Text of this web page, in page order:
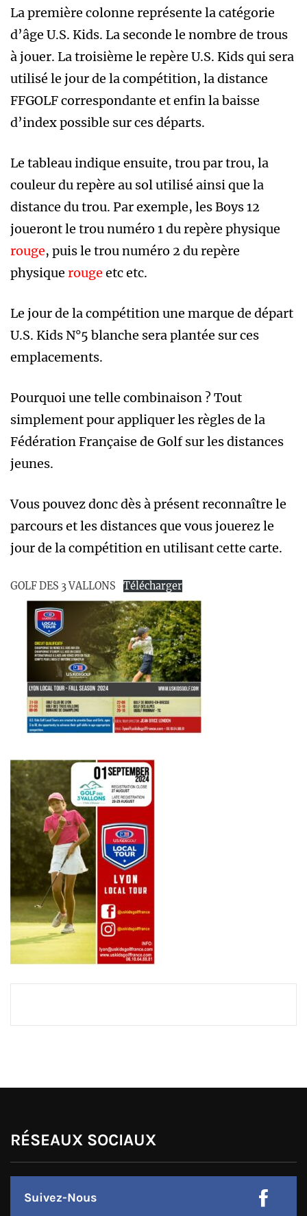
La première colonne représente la catégorie
d’âge U.S. Kids. La seconde le nombre de trous
à jouer. La troisième le repère U.S. Kids qui sera
utilisé le jour de la compétition, la distance
FFGOLF correspondante et enfin la baisse
d’index possible sur ces départs.
Le tableau indique ensuite, trou par trou, la
couleur du repère au sol utilisé ainsi que la
distance du trou. Par exemple, les Boys 12
joueront le trou numéro 1 du repère physique
rouge, puis le trou numéro 2 du repère
physique rouge etc etc.
Le jour de la compétition une marque de départ
U.S. Kids N°5 blanche sera plantée sur ces
emplacements.
Pourquoi une telle combinaison ? Tout
simplement pour appliquer les règles de la
Fédération Française de Golf sur les distances
jeunes.
Vous pouvez donc dès à présent reconnaître le
parcours et les distances que vous jouerez le
jour de la compétition en utilisant cette carte.
GOLF DES 3 VALLONS Télécharger
RÉSEAUX SOCIAUX
Suivez-Nous